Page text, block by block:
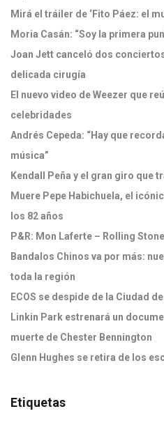
Mirá el tráiler de ‘Fito Páez: el
Moria Casán: “Soy la primera
Joan Jett canceló dos
delicada cirugía
El nuevo video de Weezer que
celebridades
Andrés Cepeda: “Hay que
música”
Kendall Peña y el gran giro que
Muere Pepe Habichuela, el
los 82 años
P&R: Mon Laferte – Rolling
Bandalos Chinos va por más:
toda la región
ECOS se despide de la Ciudad
Linkin Park estrenará un
muerte de Chester Bennington
Glenn Hughes se retira de los
Etiquetas